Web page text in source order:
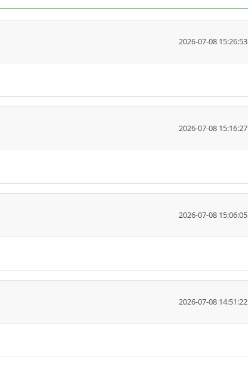
2026-07-08 15:26:53
2026-07-08 15:16:27
2026-07-08 15:06:05
2026-07-08 14:51:22